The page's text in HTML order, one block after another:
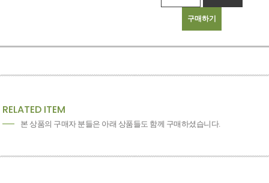
구매하기
RELATED ITEM
본 상품의 구매자 분들은 아래 상품들도 함께 구매하셨습니다.